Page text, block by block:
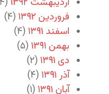
فروردین ۱۳۹۲
(۴)
اسفند ۱۳۹۱
(۴)
بهمن ۱۳۹۱
(۵)
دی ۱۳۹۱
(۲)
آذر ۱۳۹۱
(۴)
آبان ۱۳۹۱
(۱)